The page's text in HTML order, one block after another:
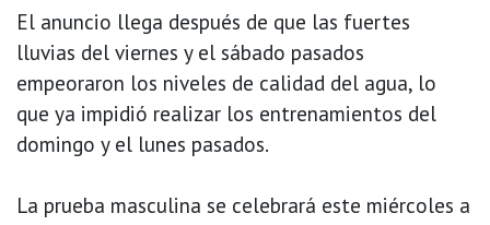
El anuncio llega después de que las fuertes
lluvias del viernes y el sábado pasados
empeoraron los niveles de calidad del agua, lo
que ya impidió realizar los entrenamientos del
domingo y el lunes pasados.
La prueba masculina se celebrará este miércoles a